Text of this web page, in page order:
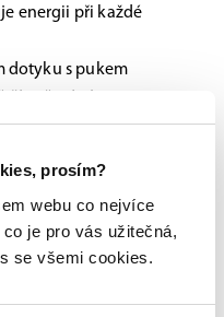
prosím?
webu co nejvíce
je pro vás užitečná,
se všemi cookies.
energii při každé
dotyku s pukem
pro všechny
není